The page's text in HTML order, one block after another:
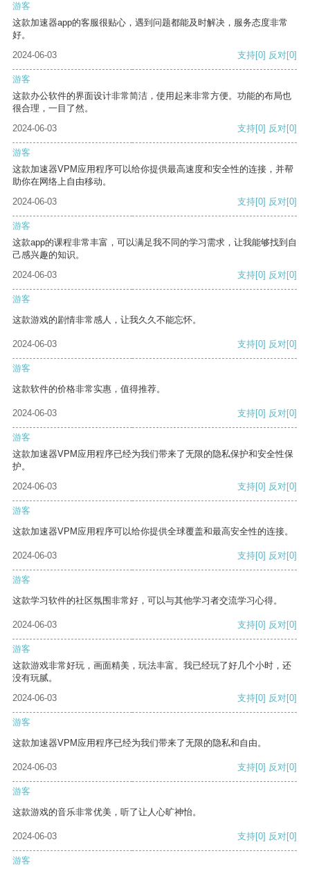
游客
这款加速器app的客服很贴心，遇到问题都能及时解决，服务态度非常
好。
2024-06-03
支持[0] 反对[0]
游客
这款办公软件的界面设计非常简洁，使用起来非常方便。功能的布局也
很合理，一目了然。
2024-06-03
支持[0] 反对[0]
游客
这款加速器VPM应用程序可以给你提供最高速度和安全性的连接，并帮
助你在网络上自由移动。
2024-06-03
支持[0] 反对[0]
游客
这款app的课程非常丰富，可以满足我不同的学习需求，让我能够找到自
己感兴趣的知识。
2024-06-03
支持[0] 反对[0]
游客
这款游戏的剧情非常感人，让我久久不能忘怀。
2024-06-03 支持[0] 反对[0]
游客
这款软件的价格非常实惠，值得推荐。
2024-06-03 支持[0] 反对[0]
游客
这款加速器VPM应用程序已经为我们带来了无限的隐私保护和安全性保
护。
2024-06-03
支持[0] 反对[0]
游客
这款加速器VPM应用程序可以给你提供全球覆盖和最高安全性的连接。
2024-06-03 支持[0] 反对[0]
游客
这款学习软件的社区氛围非常好，可以与其他学习者交流学习心得。
2024-06-03 支持[0] 反对[0]
游客
这款游戏非常好玩，画面精美，玩法丰富。我已经玩了好几个小时，还
没有玩腻。
2024-06-03
支持[0] 反对[0]
游客
这款加速器VPM应用程序已经为我们带来了无限的隐私和自由。
2024-06-03 支持[0] 反对[0]
游客
这款游戏的音乐非常优美，听了让人心旷神怡。
2024-06-03 支持[0] 反对[0]
游客